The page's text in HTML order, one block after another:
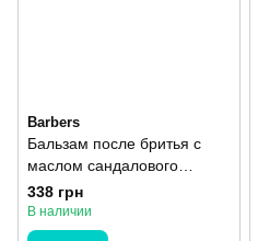
Barbers
Бальзам после бритья с
маслом сандалового
дерева Barbers Sandalwood
100 мл
338 грн
В наличии